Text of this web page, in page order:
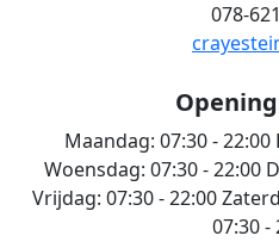
078-
Maandag: 07:30 - 22:00
Woensdag: 07:30 - 22:00
Vrijdag: 07:30 - 22:00
07:30 -